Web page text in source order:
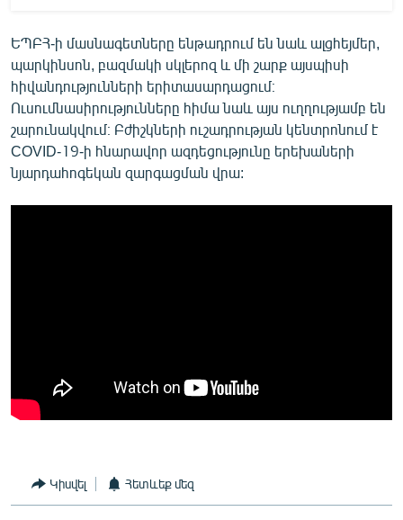
ԵՊԲՀ-ի մասնագետները ենթադրում են նաև ալցհեյմեր,
պարկինսոն, բազմակի սկլերոզ և մի շարք այսպիսի
հիվանդությունների երիտասարդացում։
Ուսումնասիրությունները հիմա նաև այս ուղղությամբ են
շարունակվում։ Բժիշկների ուշադրության կենտրոնում է
COVID-19-ի հնարավոր ազդեցությունը երեխաների
նյարդահոգեկան զարգացման վրա:
Կիսվել Հետևեք մեզ